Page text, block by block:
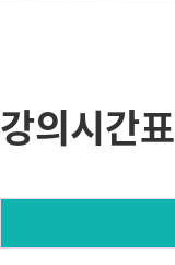
강의시간표